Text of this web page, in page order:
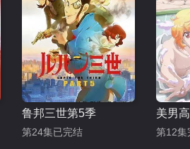
鲁邦三世第5季
第24集已完结 第12集